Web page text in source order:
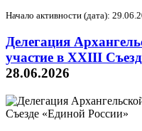
Начало активности (дата):
Делегация
участие в XXIII
28.06.2026